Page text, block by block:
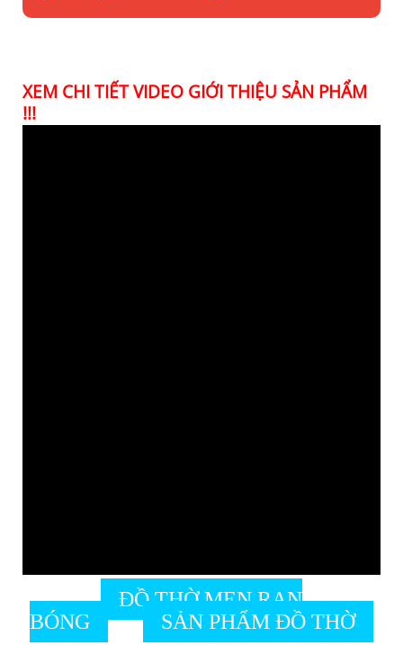
XEM CHI TIẾT VIDEO GIỚI THIỆU SẢN PHẨM
!!!
ĐỒ THỜ MEN RẠN
BÓNG
SẢN PHẨM ĐỒ THỜ